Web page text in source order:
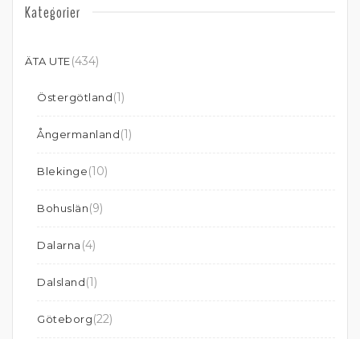
Kategorier
ÄTA UTE(434)
Östergötland(1)
Ångermanland(1)
Blekinge(10)
Bohuslän(9)
Dalarna (4)
Dalsland(1)
Göteborg(22)